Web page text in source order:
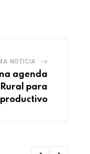
NOTICIA
agenda
para